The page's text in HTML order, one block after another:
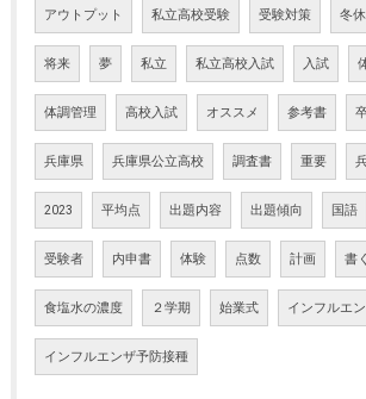
アウトプット 私立高校受験 受験対策 冬
将来 夢 私立 私立高校入試 入試
体調管理 高校入試 オススメ 参考書
兵庫県 兵庫県公立高校 調査書 重要
2023 平均点 出題内容 出題傾向 国語
受験者 内申書 体験 点数 計画 書く
食塩水の濃度 ２学期 始業式 インフルエ
インフルエンザ予防接種